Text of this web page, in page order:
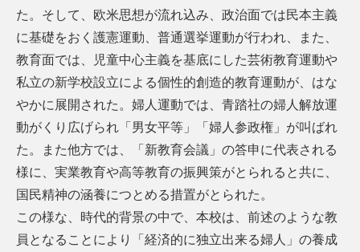
た。そして、欧米思想が流れ込み、政治面では民本主義
に基礎をおく護憲運動、普通選挙運動が行われ、また、
教育面では、児童中心主義を基底にした芸術教育運動や
私立の新学校設立による個性的創造的教育運動が、はな
やかに展開された。婦人運動では、青踏社の婦人解放運
動がくり広げられ「男女平等」「婦人参政権」が叫ばれ
た。また他方では、「新教育会議」の答申に代表される
様に、実業教育や高等教育の振興策がとられると共に、
国民精神の涵養につとめる措置がとられた。
この様な、時代的背景の中で、本校は、前述のような教
員となることにより「経済的に独立出来る婦人」の養成